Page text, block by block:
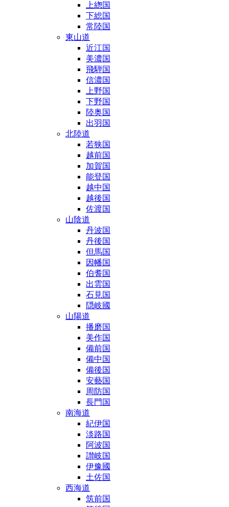
上緫国
下総国
常陸国
東山道
近江国
美濃国
飛騨国
信濃国
上野国
下野国
陸奥国
出羽国
北陸道
若狭国
越前国
加賀国
能登国
越中国
越後国
佐渡国
山陰道
丹波国
丹後国
但馬国
因幡国
伯耆国
出雲国
石見国
隠岐國
山陽道
播磨国
美作国
備前国
備中国
備後国
安藝国
周防国
長門国
南海道
紀伊国
淡路国
阿波国
讃岐国
伊豫國
土佐国
西海道
筑前国